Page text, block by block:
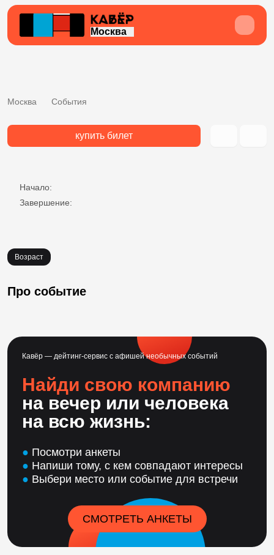
Москва
Москва События
купить билет
Начало:
Завершение:
Возраст
Про событие
Кавёр — дейтинг-сервис с афишей необычных событий
Найди свою компанию
на вечер или человека
на всю жизнь:
● Посмотри анкеты
● Напиши тому, с кем совпадают интересы
● Выбери место или событие для встречи
СМОТРЕТЬ АНКЕТЫ